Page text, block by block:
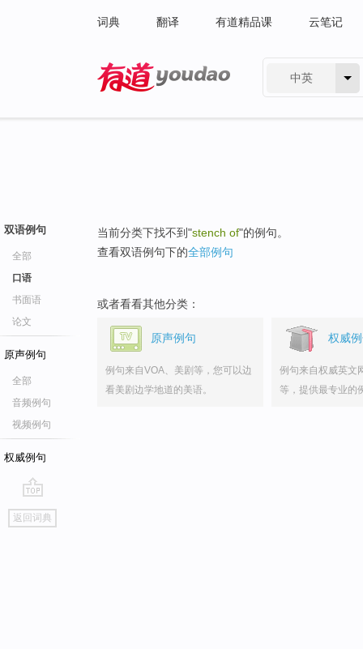
词典 翻译 有道精品课 云笔记
中英
双语例句
全部
口语
书面语
论文
原声例句
全部
音频例句
视频例句
权威例句
go
top
返回词典
当前分类下找不到"stench of"的例句。
查看双语例句下的全部例句
或者看看其他分类：
原声例句
例句来自VOA、美剧等，您可以边
看美剧边学地道的美语。
权威
例句来自权威英文
等，提供最专业的